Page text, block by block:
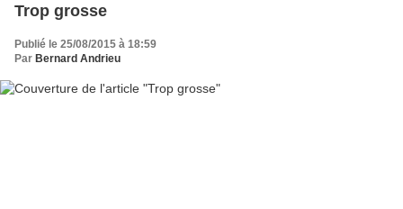
Trop grosse
Publié le 25/08/2015 à 18:59
Par Bernard Andrieu